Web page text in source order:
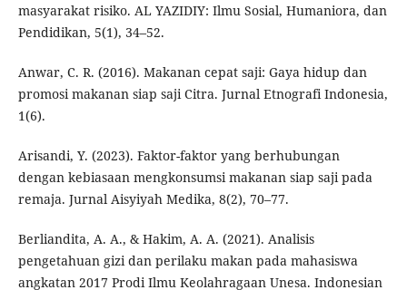
masyarakat risiko. AL YAZIDIY: Ilmu Sosial, Humaniora, dan
Pendidikan, 5(1), 34–52.
Anwar, C. R. (2016). Makanan cepat saji: Gaya hidup dan
promosi makanan siap saji Citra. Jurnal Etnografi Indonesia,
1(6).
Arisandi, Y. (2023). Faktor-faktor yang berhubungan
dengan kebiasaan mengkonsumsi makanan siap saji pada
remaja. Jurnal Aisyiyah Medika, 8(2), 70–77.
Berliandita, A. A., & Hakim, A. A. (2021). Analisis
pengetahuan gizi dan perilaku makan pada mahasiswa
angkatan 2017 Prodi Ilmu Keolahragaan Unesa. Indonesian